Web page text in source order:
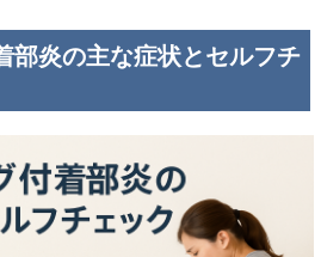
部炎の主な症状とセルフチ